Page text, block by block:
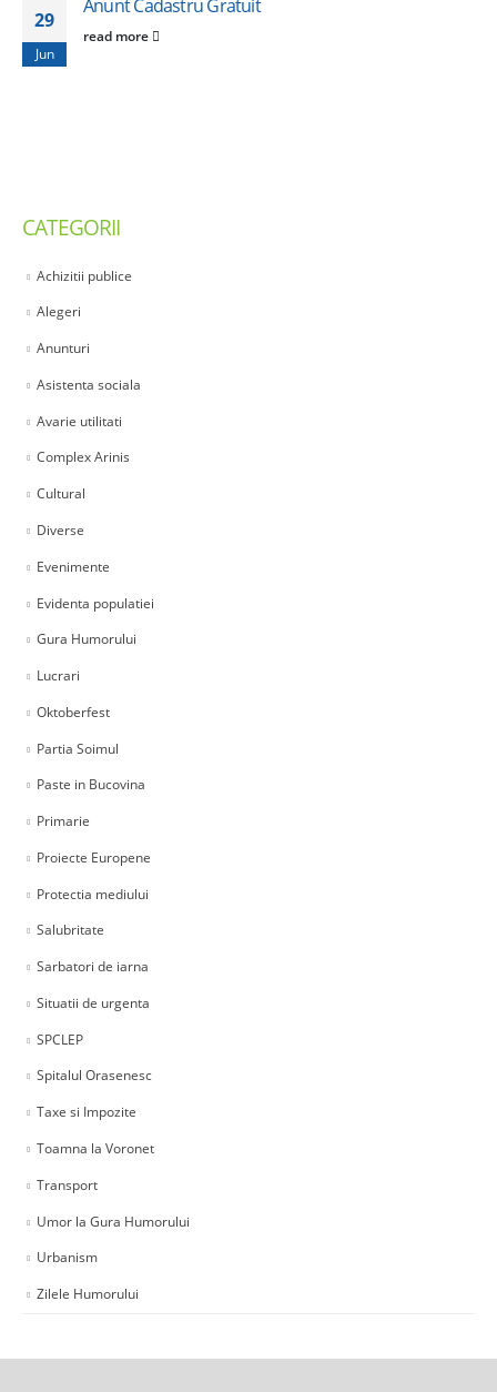
29
Jun
Anunt Cadastru Gratuit
read more
CATEGORII
Achizitii publice
Alegeri
Anunturi
Asistenta sociala
Avarie utilitati
Complex Arinis
Cultural
Diverse
Evenimente
Evidenta populatiei
Gura Humorului
Lucrari
Oktoberfest
Partia Soimul
Paste in Bucovina
Primarie
Proiecte Europene
Protectia mediului
Salubritate
Sarbatori de iarna
Situatii de urgenta
SPCLEP
Spitalul Orasenesc
Taxe si Impozite
Toamna la Voronet
Transport
Umor la Gura Humorului
Urbanism
Zilele Humorului